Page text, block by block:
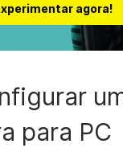
agora!
para PC